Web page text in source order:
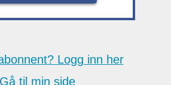
Logg inn her
Gå til min side